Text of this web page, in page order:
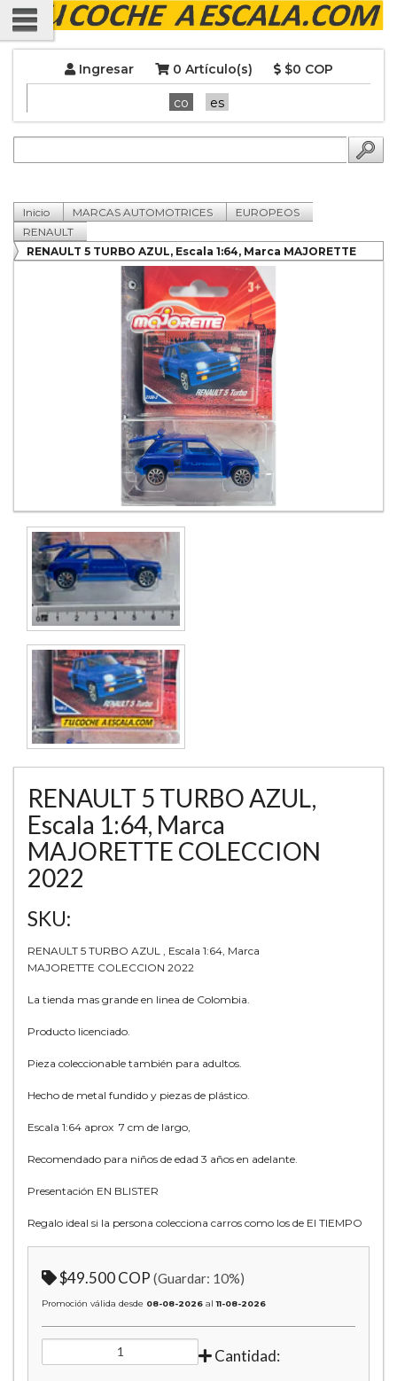
Ingresar 0 Artículo(s) $0 COP
co es
Inicio MARCAS AUTOMOTRICES
EUROPEOS
RENAULT
RENAULT 5 TURBO AZUL, Escala 1:64, Marca MAJORETTE
COLECCION 2022
RENAULT 5 TURBO AZUL,
Escala 1:64, Marca
MAJORETTE COLECCION
2022
SKU:
RENAULT 5 TURBO AZUL , Escala 1:64, Marca
MAJORETTE COLECCION 2022
La tienda mas grande en linea de Colombia.
Producto licenciado.
Pieza coleccionable también para adultos.
Hecho de metal fundido y piezas de plástico.
Escala 1:64 aprox 7 cm de largo,
Recomendado para niños de edad 3 años en adelante.
Presentación EN BLISTER
Regalo ideal si la persona colecciona carros como los de El TIEMPO
$49.500 COP (Guardar: 10%)
Promoción válida desde 08-08-2026 al11-08-2026
Cantidad: